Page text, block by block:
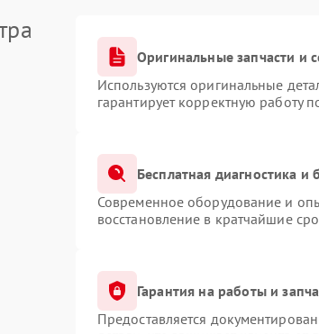
Оригинальные запчасти и
Используются оригинальные
гарантирует корректную работу
Бесплатная диагностика
Современное оборудование и
восстановление в кратчайшие
Гарантия на работы и
Предоставляется